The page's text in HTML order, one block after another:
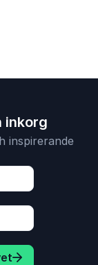
inkorg
inspirerande